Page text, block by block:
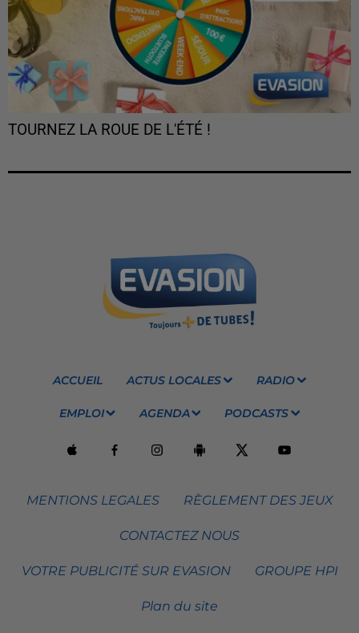
TOURNEZ LA ROUE DE L'ÉTÉ !
ACCUEIL ACTUS LOCALES RADIO
EMPLOI AGENDA PODCASTS
MENTIONS LEGALES RÈGLEMENT DES JEUX
CONTACTEZ NOUS
VOTRE PUBLICITÉ SUR EVASION GROUPE HPI
Plan du site